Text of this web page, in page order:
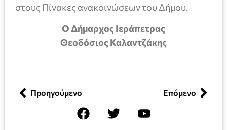
στους Πίνακες ανακοινώσεων του Δήμου.
Ο Δήμαρχος Ιεράπετρας
Θεοδόσιος Καλαντζάκης
Προηγούμενο Επόμενο